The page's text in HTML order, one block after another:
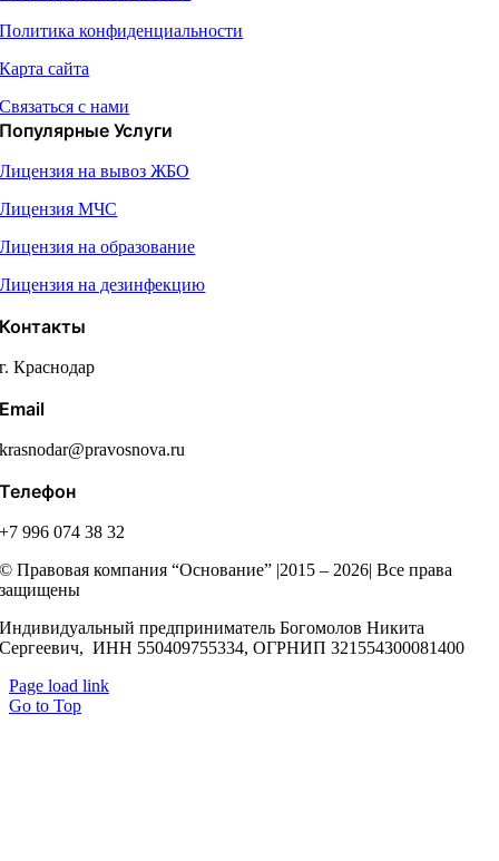
Политика конфиденциальности
Карта сайта
Связаться с нами
Популярные Услуги
Лицензия на вывоз ЖБО
Лицензия МЧС
Лицензия на образование
Лицензия на дезинфекцию
Контакты
г. Краснодар
Email
krasnodar@pravosnova.ru
Телефон
+7 996 074 38 32
© Правовая компания “Основание” |2015 – 2026| Все права
защищены
Индивидуальный предприниматель Богомолов Никита
Сергеевич, ИНН 550409755334, ОГРНИП 321554300081400
Page load link
Go to Top